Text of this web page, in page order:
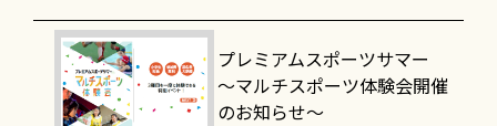
プレミアムスポーツサマー
～マルチスポーツ体験会開催
のお知らせ～